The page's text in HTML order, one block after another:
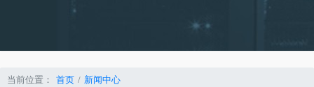
当前位置： 首页
新闻中心